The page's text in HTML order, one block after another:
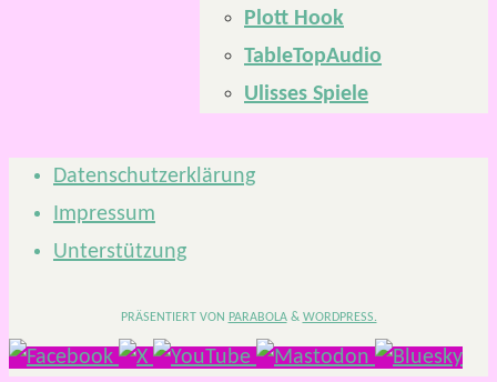
Plott Hook
TableTopAudio
Ulisses Spiele
Datenschutzerklärung
Impressum
Unterstützung
PRÄSENTIERT VON PARABOLA& WORDPRESS.